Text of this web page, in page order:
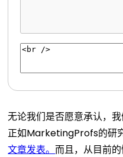
无论我们是否愿意承认，
正如MarketingProfs的研
文章发表。而且，从目前